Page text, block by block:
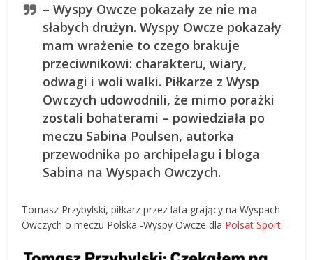
– Wyspy Owcze pokazały ze nie ma
słabych drużyn. Wyspy Owcze pokazały
mam wrażenie to czego brakuje
przeciwnikowi: charakteru, wiary,
odwagi i woli walki. Piłkarze z Wysp
Owczych udowodnili, że mimo porażki
zostali bohaterami – powiedziała po
meczu Sabina Poulsen, autorka
przewodnika po archipelagu i bloga
Sabina na Wyspach Owczych.
Tomasz Przybylski, piłkarz przez lata grający na Wyspach
Owczych o meczu Polska -Wyspy Owcze dla Polsat Sport: